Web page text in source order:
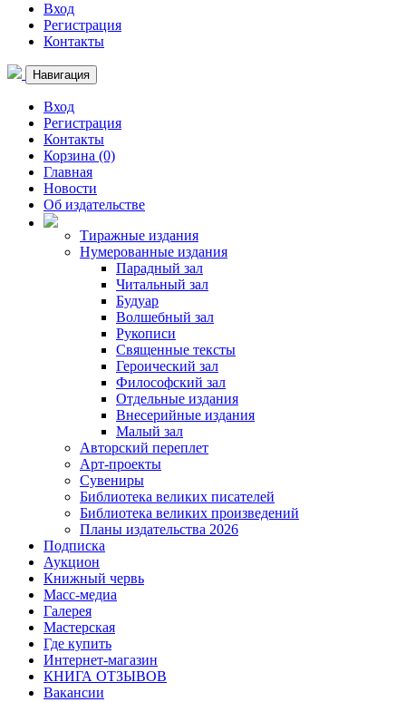
Вход
Регистрация
Контакты
Навигация
Вход
Регистрация
Контакты
Корзина (0)
Главная
Новости
Об издательстве
Тиражные издания
Нумерованные издания
Парадный зал
Читальный зал
Будуар
Волшебный зал
Рукописи
Священные тексты
Героический зал
Философский зал
Отдельные издания
Внесерийные издания
Малый зал
Авторский переплет
Арт-проекты
Сувениры
Библиотека великих писателей
Библиотека великих произведений
Планы издательства 2026
Подписка
Аукцион
Книжный червь
Масс-медиа
Галерея
Мастерская
Где купить
Интернет-магазин
КНИГА ОТЗЫВОВ
Вакансии